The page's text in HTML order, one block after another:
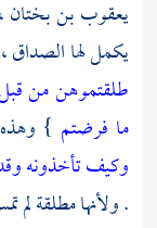
يعقوب بن بختان
يكمل لها الصداق
طلقتموهن من
ما فرضتم }
وكيف تأخذونه
. ولأنها مطلقة لم